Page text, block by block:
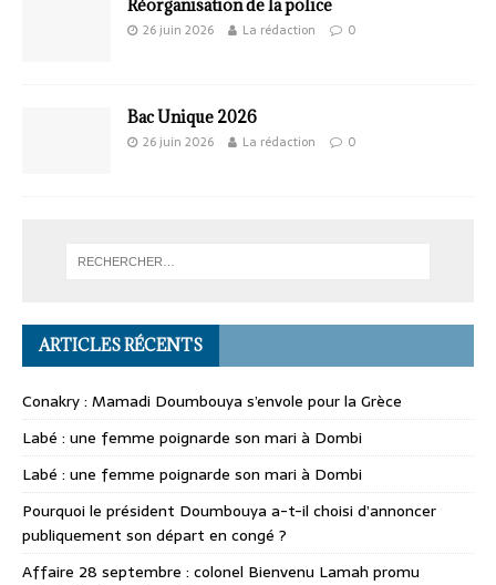
Réorganisation de la police
26 juin 2026 La rédaction 0
Bac Unique 2026
26 juin 2026 La rédaction 0
ARTICLES RÉCENTS
Conakry : Mamadi Doumbouya s’envole pour la Grèce
Labé : une femme poignarde son mari à Dombi
Labé : une femme poignarde son mari à Dombi
Pourquoi le président Doumbouya a-t-il choisi d’annoncer
publiquement son départ en congé ?
Affaire 28 septembre : colonel Bienvenu Lamah promu